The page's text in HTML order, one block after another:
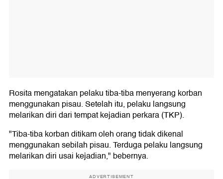
Rosita mengatakan pelaku tiba-tiba menyerang korban
menggunakan pisau. Setelah itu, pelaku langsung
melarikan diri dari tempat kejadian perkara (TKP).
"Tiba-tiba korban ditikam oleh orang tidak dikenal
menggunakan sebilah pisau. Terduga pelaku langsung
melarikan diri usai kejadian," bebernya.
ADVERTISEMENT